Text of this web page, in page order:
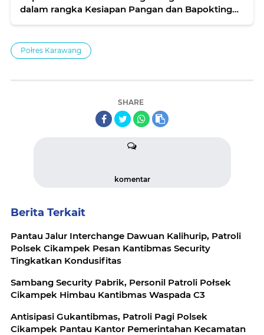
dalam rangka Kesiapan Pangan dan Bapokting
Połres Karawang
SHARE
komentar
Berita Terkait
Pantau Jalur Interchange Dawuan Kalihurip, Patroli
Polsek Cikampek Pesan Kantibmas Security
Tingkatkan Kondusifitas
Sambang Security Pabrik, Personil Patroli Połsek
Cikampek Himbau Kantibmas Waspada C3
Antisipasi Gukantibmas, Patroli Pagi Polsek
Cikampek Pantau Kantor Pemerintahan Kecamatan